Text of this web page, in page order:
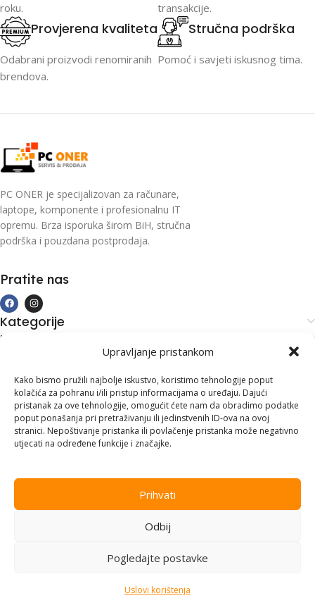
Upravljanje pristankom
Kako bismo pružili najbolje iskustvo, koristimo tehnologije poput
kolačića za pohranu i/ili pristup informacijama o uređaju. Dajući
pristanak za ove tehnologije, omogućit ćete nam da obradimo podatke
poput ponašanja pri pretraživanju ili jedinstvenih ID-ova na ovoj
stranici. Nepoštivanje pristanka ili povlačenje pristanka može negativno
utjecati na određene funkcije i značajke.
Prihvati
Odbij
Pogledajte postavke
Uslovi korištenja
roku.
transakcije.
Provjerena kvaliteta
Odabrani proizvodi renomiranih
brendova.
Stručna podrška
Pomoć i savjeti iskusnog tima.
PC ONER je specijalizovan za računare,
laptope, komponente i profesionalnu IT
opremu. Brza isporuka širom BiH, stručna
podrška i pouzdana postprodaja.
Pratite nas
Kategorije
Kupovina i podrška
Kontakt informacije
Branilaca Bosne, 75 300 Lukavac
+387 35 555 999
info@pconer.ba
Vision.